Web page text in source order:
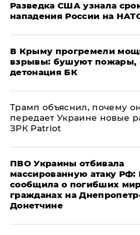
Разведка США узнала
нападения России на
В Крыму прогремели
взрывы: бушуют пожары,
детонация БК
Трамп объяснил, почему
передает Украине новые
ЗРК Patriot
ПВО Украины отбивала
массированную атаку РФ:
сообщила о погибших
гражданах на
Донетчине